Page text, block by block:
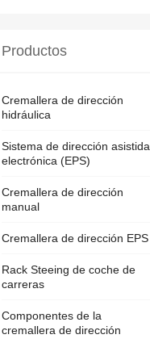
Productos
Cremallera de dirección
hidráulica
Sistema de dirección asistida
electrónica (EPS)
Cremallera de dirección
manual
Cremallera de dirección EPS
Rack Steeing de coche de
carreras
Componentes de la
cremallera de dirección